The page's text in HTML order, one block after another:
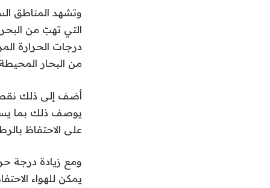
وتشهد المناطق
التي تهبّ من
درجات الحرارة
من البحار
أضف إلى ذلك نقطة
يوصف ذلك بما
على الاحتفاظ بالرطوبة
ومع زيادة درجة
يمكن للهواء